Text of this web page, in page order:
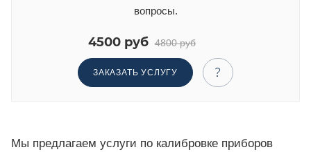
вопросы.
4500 руб 4800 руб
ЗАКАЗАТЬ УСЛУГУ
Мы предлагаем услуги по калибровке приборов